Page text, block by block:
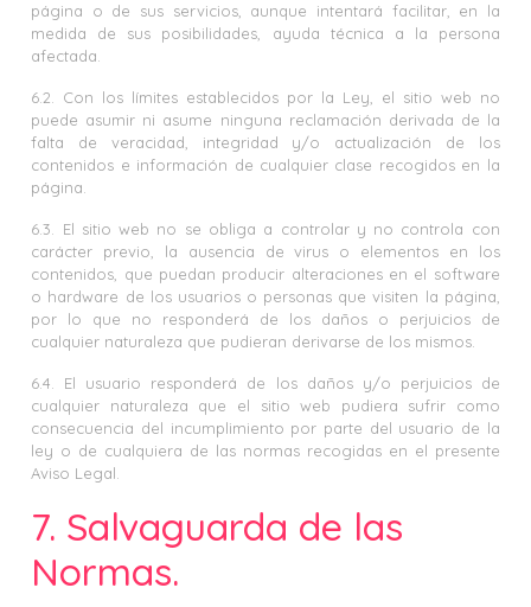
página o de sus servicios, aunque intentará facilitar, en la
medida de sus posibilidades, ayuda técnica a la persona
afectada.
6.2. Con los límites establecidos por la Ley, el sitio web no
puede asumir ni asume ninguna reclamación derivada de la
falta de veracidad, integridad y/o actualización de los
contenidos e información de cualquier clase recogidos en la
página.
6.3. El sitio web no se obliga a controlar y no controla con
carácter previo, la ausencia de virus o elementos en los
contenidos, que puedan producir alteraciones en el software
o hardware de los usuarios o personas que visiten la página,
por lo que no responderá de los daños o perjuicios de
cualquier naturaleza que pudieran derivarse de los mismos.
6.4. El usuario responderá de los daños y/o perjuicios de
cualquier naturaleza que el sitio web pudiera sufrir como
consecuencia del incumplimiento por parte del usuario de la
ley o de cualquiera de las normas recogidas en el presente
Aviso Legal.
7. Salvaguarda de las
Normas.